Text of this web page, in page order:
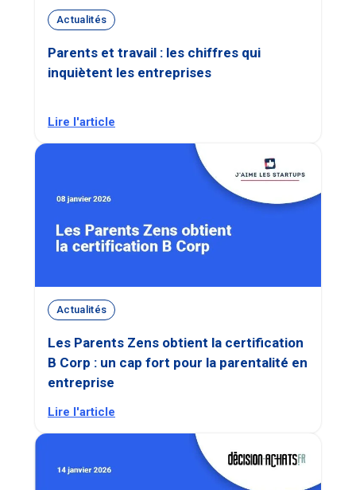
Actualités
Parents et travail : les chiffres qui
inquiètent les entreprises
Lire l'article
Actualités
Les Parents Zens obtient la certification
B Corp : un cap fort pour la parentalité en
entreprise
Lire l'article